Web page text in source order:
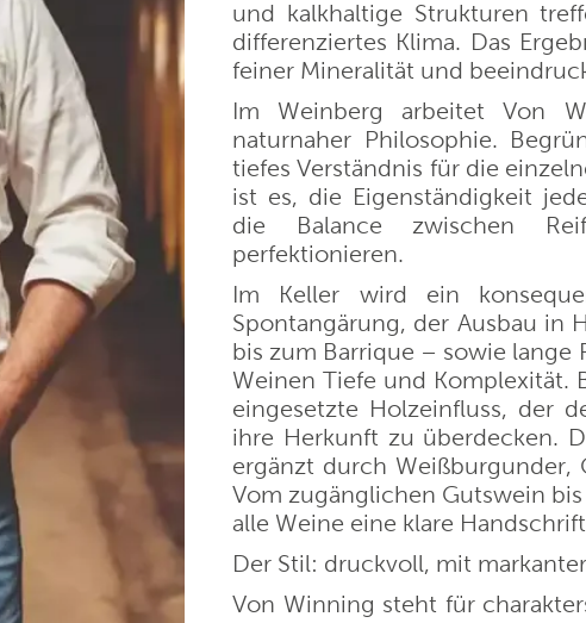
Stallmann - Hiestand
Ott Weingut Maximin Grünhaus
Van Volxem
Chateau de Melin
Prunotto
Weingut Alois Lageder
Château de Coulaine
Vaux La Réserve Saint Dominique
und kalkhaltige Strukturen
differenziertes Klima. Das
feiner Mineralität und
Im Weinberg arbeitet Von
naturnaher Philosophie.
tiefes Verständnis für die
ist es, die Eigenständigkeit
die Balance zwischen
perfektionieren.
Im Keller wird ein
Spontangärung, der Ausbau in
bis zum Barrique – sowie lange
Weinen Tiefe und Komplexität.
eingesetzte Holzeinfluss, der
ihre Herkunft zu überdecken.
ergänzt durch Weißburgunder,
Vom zugänglichen Gutswein
alle Weine eine klare
Der Stil: druckvoll, mit
Von Winning steht für